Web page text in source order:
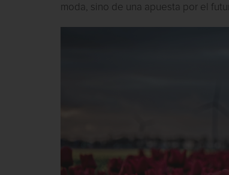
moda, sino de una apuesta por el